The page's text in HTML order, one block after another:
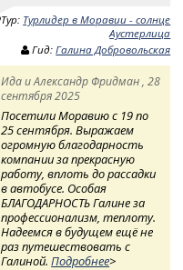
Тур: Турлидер в Моравии - солнце
Аустерлица
Гид:Галина Добровольская
Ида и Александр Фридман , 28
сентября 2025
Посетили Моравию с 19 по
25 сентября. Выражаем
огромную благодарность
компании за прекрасную
работу, вплоть до рассадки
в автобусе. Особая
БЛАГОДАРНОСТЬ Галине за
профессионализм, теплоту.
Надеемся в будущем ещё не
раз путешествовать с
Галиной.Подробнее>